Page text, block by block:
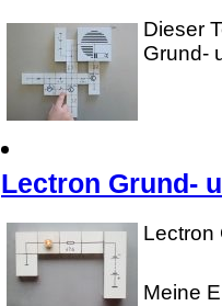
Dieser
Grund-
Lectron Grund-
Lectron
Meine